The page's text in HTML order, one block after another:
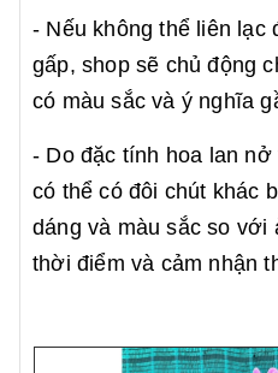
- Nếu không thể liên lạc
gấp, shop sẽ chủ động
có màu sắc và ý nghĩa
- Do đặc tính hoa lan nở
có thể có đôi chút khác
dáng và màu sắc so
thời điểm và cảm nhận